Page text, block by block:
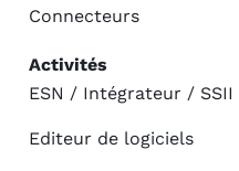
Connecteurs
Activités
ESN / Intégrateur / SSII
Editeur de logiciels